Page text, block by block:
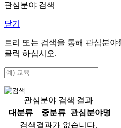
관심분야 검색
닫기
트리 또는 검색을 통해 관심분야
클릭 하십시오.
관심분야 검색 결과
대분류
중분류
관심분야명
검색결과가 없습니다.